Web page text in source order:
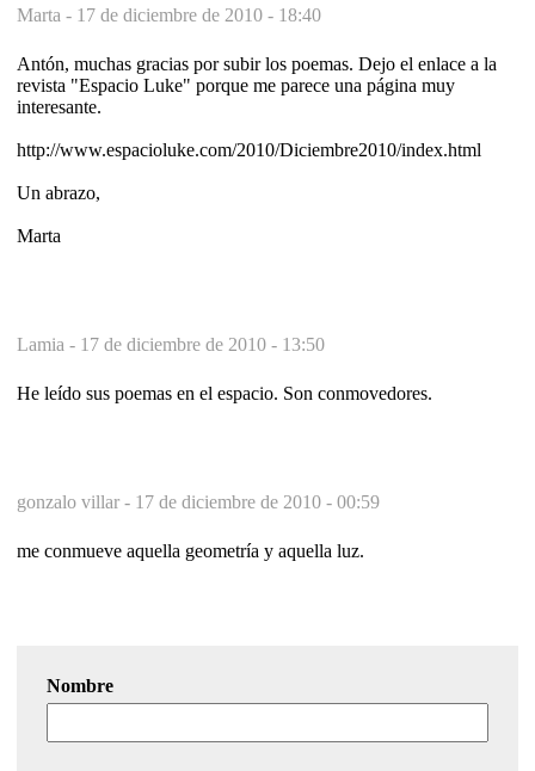
Marta - 17 de diciembre de 2010 - 18:40
Antón, muchas gracias por subir los poemas. Dejo el enlace a la
revista "Espacio Luke" porque me parece una página muy
interesante.
http://www.espacioluke.com/2010/Diciembre2010/index.html
Un abrazo,
Marta
Lamia - 17 de diciembre de 2010 - 13:50
He leído sus poemas en el espacio. Son conmovedores.
gonzalo villar - 17 de diciembre de 2010 - 00:59
me conmueve aquella geometría y aquella luz.
Nombre